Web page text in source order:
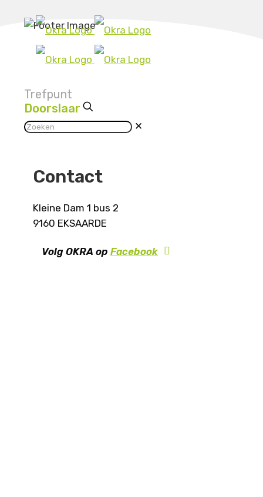
Trefpunt
Doorslaar
✕
Contact
Kleine Dam 1 bus 2
9160 EKSAARDE
Volg OKRA op Facebook